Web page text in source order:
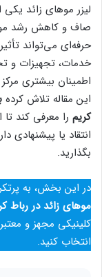
لیزر موهای زائد
صاف و کاهش رشد
حرفه‌ای می‌تواند
خدمات، تجهیزات و
اطمینان بیشتری
این مقاله تلاش کرده
کریم را معرفی کند تا
انتقاد یا پیشنهادی
بگذارید.
در این بخش، به
موهای زائد در رباط
کلینیکی مجهز و
انتخاب کنید.